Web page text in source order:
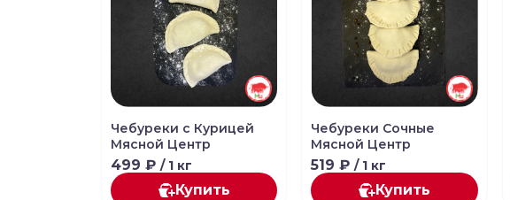
Чебуреки с Курицей
Мясной Центр
499 ₽ / 1 кг
Купить
Чебуреки Сочные
Мясной Центр
519 ₽/ 1 кг
Купить